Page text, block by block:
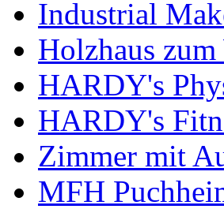
Industrial
Holzhaus
HARDY's
HARDY's
Zimmer mit
MFH